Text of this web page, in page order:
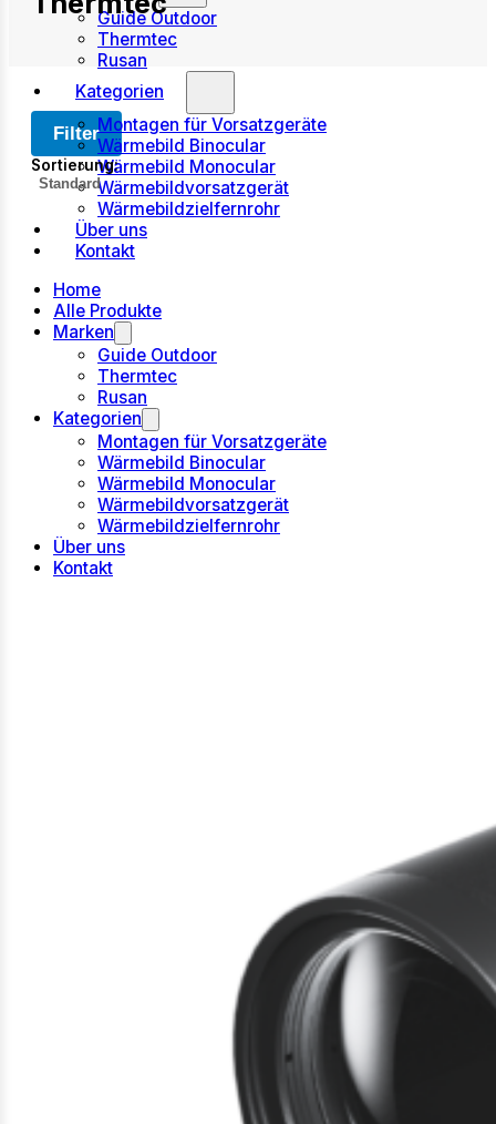
Guide Outdoor
Thermtec
Rusan
Kategorien
Montagen für Vorsatzgeräte
Wärmebild Binocular
Wärmebild Monocular
Wärmebildvorsatzgerät
Wärmebildzielfernrohr
Über uns
Kontakt
Home
Alle Produkte
Marken
Guide Outdoor
Thermtec
Rusan
Kategorien
Montagen für Vorsatzgeräte
Wärmebild Binocular
Wärmebild Monocular
Wärmebildvorsatzgerät
Wärmebildzielfernrohr
Über uns
Kontakt
Filter
Sortierung:
Gefundene
Produkte